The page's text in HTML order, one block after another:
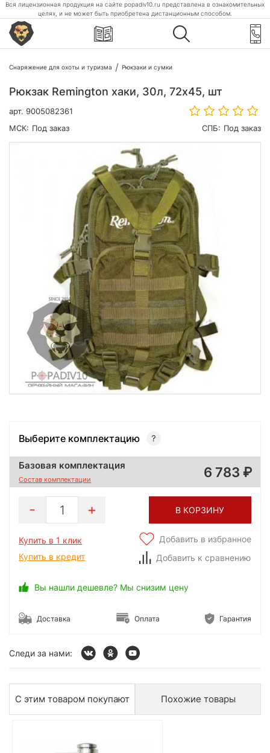
Вся лицензионная продукция на сайте popadiv10.ru представлена в ознакомительных
целях, и не может быть приобретена дистанционным способом.
Снаряжение для охоты и туризма Рюкзаки и сумки
Рюкзак Remington хаки, 30л, 72х45, шт
арт. 9005082361
МСК: Под заказ СПБ: Под заказ
Выберите комплектацию
Базовая комплектация
Состав комплектации 6 783
1 В КОРЗИНУ
Купить в 1 клик
Купить в кредит
Добавить в избранное
Добавить к сравнению
Вы нашли дешевле? Мы снизим цену
Доставка Оплата Гарантия
Следи за нами:
С этим товаром покупают Похожие товары